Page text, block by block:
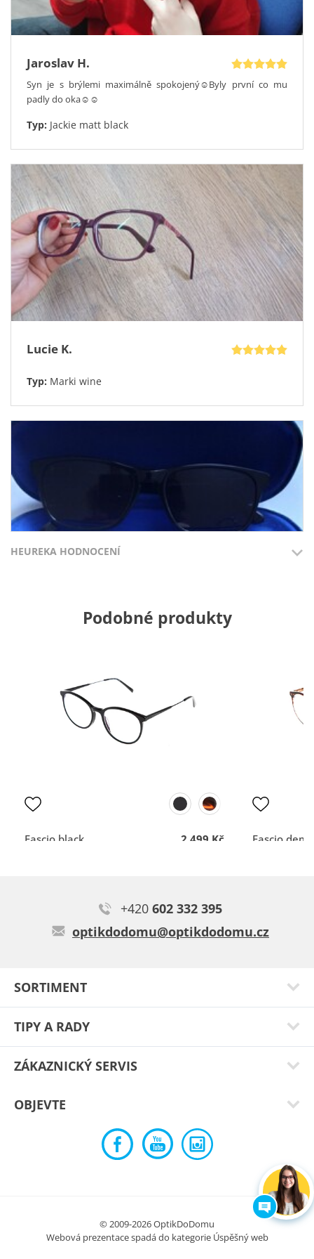
službu– návštěvu OptikaDoDomu. Nezaručíme, že si
vyberete, ale pokud ano, vaše nové kompletní dioptrické brýle
Zeptejte se nás na nejvýhodnější slevu pro vás
.
Jaroslav H.
Syn je s brýlemi maximálně spokojený☺️Byly první co mu
padly do oka☺️☺️
Typ: Jackie matt black
Lucie K.
Typ: Marki wine
Hezké a slušivé.
HEUREKA HODNOCENÍ
Přidáno 3.8.2026
DOPORUČUJE OBCHOD DOPORUČUJE
Kvalita
komunikace
Podobné produkty
Fascio black 2 499 Kč Fascio demi
SORTIMENT
TIPY A RADY
ZÁKAZNICKÝ SERVIS
OBJEVTE
+420 602 332 395
optikdodomu@optikdodomu.cz
© 2009-2026 OptikDoDomu
Webová prezentace spadá do kategorie Úspěšný web